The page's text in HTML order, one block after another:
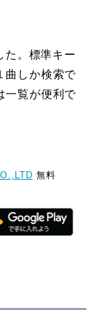
た。標準キー
曲しか検索で
一覧が便利で
無料